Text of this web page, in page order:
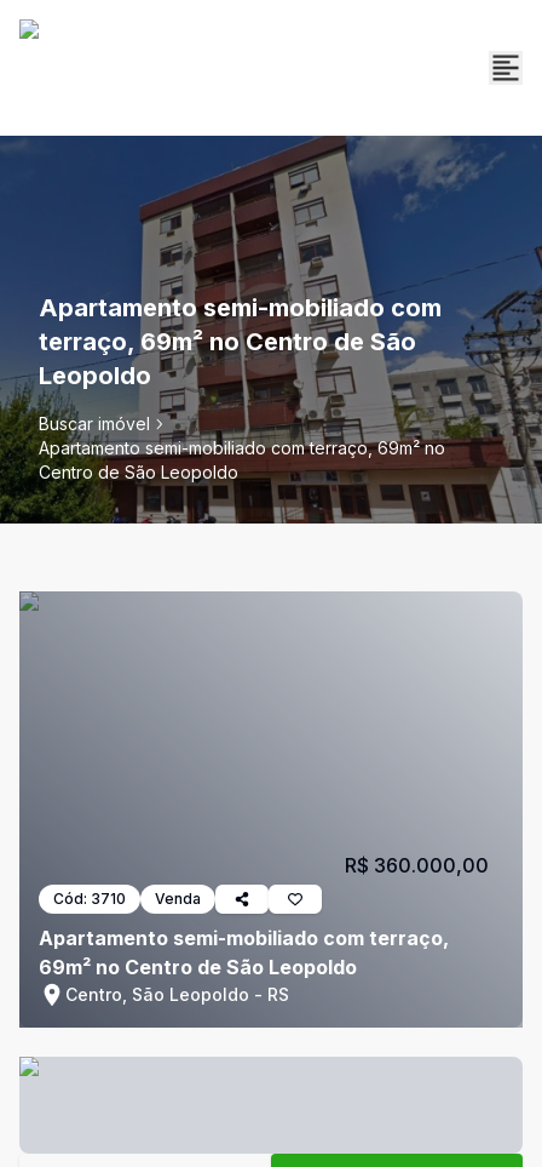
Apartamento semi-mobiliado com
terraço, 69m² no Centro de São
Leopoldo
Buscar imóvel
Apartamento semi-mobiliado com terraço, 69m² no
Centro de São Leopoldo
Cód: 3710 Venda
Apartamento semi-mobiliado com terraço,
69m² no Centro de São Leopoldo
Centro, São Leopoldo - RS
R$ 360.000,00